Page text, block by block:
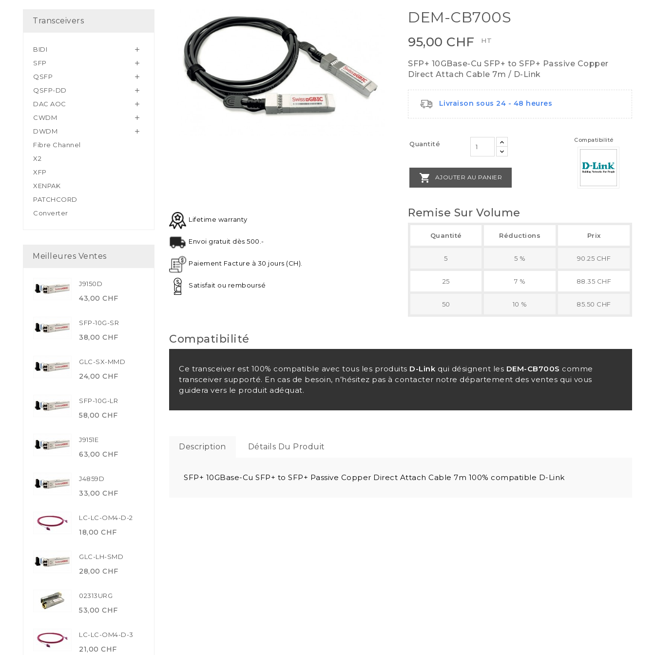
Transceivers
BIDI 
SFP 
QSFP 
QSFP-DD 
DAC AOC 
CWDM 
DWDM 
Fibre Channel
X2
XFP
XENPAK
PATCHCORD
Converter
Meilleures Ventes
J9150D
43,00 CHF
SFP-10G-SR
38,00 CHF
GLC-SX-MMD
24,00 CHF
SFP-10G-LR
58,00 CHF
J9151E
63,00 CHF
J4859D
33,00 CHF
LC-LC-OM4-D-2
18,00 CHF
GLC-LH-SMD
28,00 CHF
02313URG
53,00 CHF
LC-LC-OM4-D-3
21,00 CHF
DEM-CB700S
95,00 CHF HT
SFP+ 10GBase-Cu SFP+ to SFP+ Passive Copper
Direct Attach Cable 7m / D-Link
Livraison sous 24 - 48 heures
Quantité
 AJOUTER AU PANIER
Compatibilité
Lifetime warranty
Envoi gratuit dès 500.-
Paiement Facture à 30 jours (CH).
Satisfait ou remboursé
Remise Sur Volume
Quantité Réductions Prix
5 5 % 90.25 CHF
25 7 % 88.35 CHF
50 10 % 85.50 CHF
Compatibilité
Ce transceiver est 100% compatible avec tous les produits D-Link qui désignent les DEM-CB700S comme
transceiver supporté. En cas de besoin, n’hésitez pas à contacter notre département des ventes qui vous
guidera vers le produit adéquat.
Description Détails Du Produit
SFP+ 10GBase-Cu SFP+ to SFP+ Passive Copper Direct Attach Cable 7m 100% compatible D-Link